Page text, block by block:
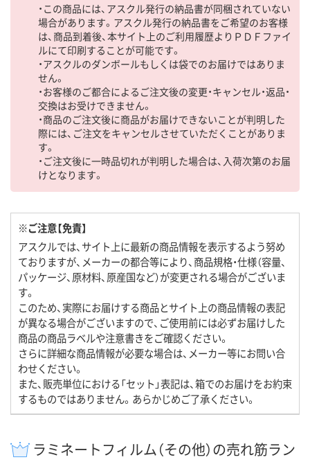
・この商品には、アスクル発行の納品書が同梱されていない
場合があります。アスクル発行の納品書をご希望のお客様
は、商品到着後、本サイト上のご利用履歴よりＰＤＦファイ
ルにて印刷することが可能です。
・アスクルのダンボールもしくは袋でのお届けではありま
せん。
・お客様のご都合によるご注文後の変更・キャンセル・返品・
交換はお受けできません。
・商品のご注文後に商品がお届けできないことが判明した
際には、ご注文をキャンセルさせていただくことがありま
す。
・ご注文後に一時品切れが判明した場合は、入荷次第のお届
けとなります。
※ご注意【免責】
アスクルでは、サイト上に最新の商品情報を表示するよう努め
ておりますが、メーカーの都合等により、商品規格・仕様（容量、
パッケージ、原材料、原産国など）が変更される場合がございま
す。
このため、実際にお届けする商品とサイト上の商品情報の表記
が異なる場合がございますので、ご使用前には必ずお届けした
商品の商品ラベルや注意書きをご確認ください。
さらに詳細な商品情報が必要な場合は、メーカー等にお問い合
わせください。
また、販売単位における「セット」表記は、箱でのお届けをお約束
するものではありません。あらかじめご了承ください。
ラミネートフィルム（その他）の売れ筋ラン